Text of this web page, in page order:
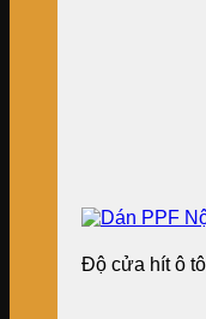
Độ cửa hít ô tô